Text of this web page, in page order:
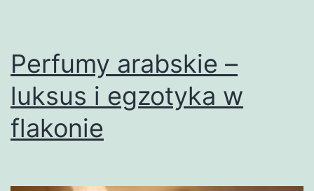
Perfumy arabskie –
luksus i egzotyka w
flakonie